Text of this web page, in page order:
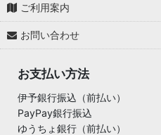
ご利用案内
お問い合わせ
お支払い方法
伊予銀行振込（前払い）
PayPay銀行振込
ゆうちょ銀行（前払い）